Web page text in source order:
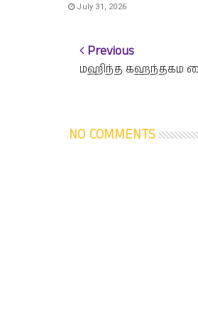
July 31, 2026
Previous
மஹிந்த கஹந்தகம
NO COMMENTS